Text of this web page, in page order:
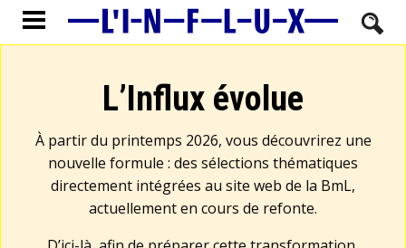
L’Influx évolue
À partir du printemps 2026, vous découvrirez une
nouvelle formule : des sélections thématiques
directement intégrées au site web de la BmL,
actuellement en cours de refonte.